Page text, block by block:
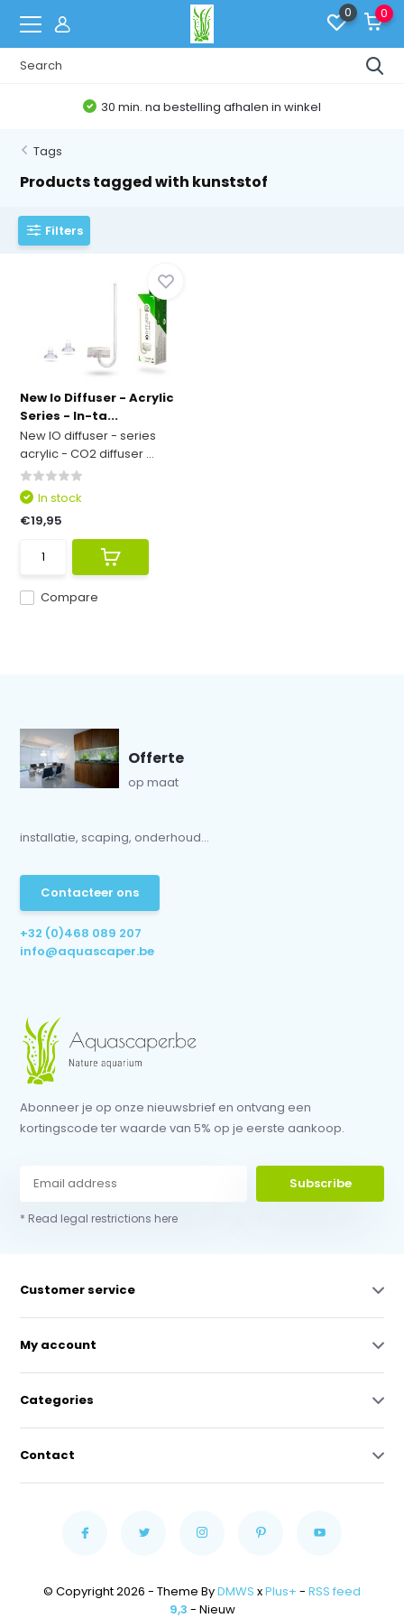
0 0
30 min. na bestelling afhalen in winkel
Tags
Products tagged with kunststof
Filters
New Io Diffuser - Acrylic
Series - In-ta...
New IO diffuser - series
acrylic - CO2 diffuser ...
Compare
In stock
€19,95
Offerte
op maat
installatie, scaping, onderhoud...
Contacteer ons
+32 (0)468 089 207
info@aquascaper.be
Abonneer je op onze nieuwsbrief en ontvang een
kortingscode ter waarde van 5% op je eerste aankoop.
Subscribe
* Read legal restrictions here
Customer service
My account
Categories
Contact
© Copyright 2026 - Theme ByDMWS xPlus+ - RSS feed
9,3 - Nieuw